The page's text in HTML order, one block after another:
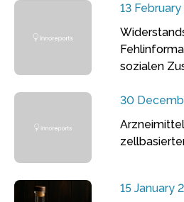
13
sozialen
30
15 January